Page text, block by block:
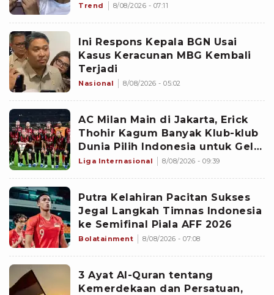
Trend 8/08/2026 - 07:11
Ini Respons Kepala BGN Usai
Kasus Keracunan MBG Kembali
Terjadi
Nasional 8/08/2026 - 05:02
AC Milan Main di Jakarta, Erick
Thohir Kagum Banyak Klub-klub
Dunia Pilih Indonesia untuk Gelar
Pramusim: Dampaknya Positif
Liga Internasional 8/08/2026 - 09:39
Putra Kelahiran Pacitan Sukses
Jegal Langkah Timnas Indonesia
ke Semifinal Piala AFF 2026
Bolatainment 8/08/2026 - 07:08
3 Ayat Al-Quran tentang
Kemerdekaan dan Persatuan,